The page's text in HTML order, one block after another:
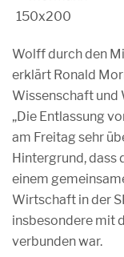
Wolff durch den
erklärt Ronald
Wissenschaft und
„Die Entlassung
am Freitag sehr
Hintergrund, dass
einem
Wirtschaft in der
insbesondere mit
verbunden war.